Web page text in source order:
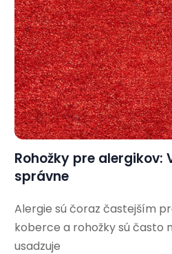
Rohožky pre alergikov:
správne
Alergie sú čoraz častejším
koberce a rohožky sú často
usadzuje